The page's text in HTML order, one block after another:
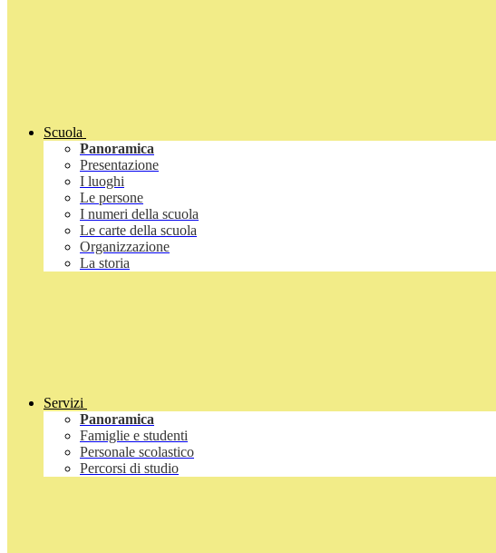
Scuola
Panoramica
Presentazione
I luoghi
Le persone
I numeri della scuola
Le carte della scuola
Organizzazione
La storia
Servizi
Panoramica
Famiglie e studenti
Personale scolastico
Percorsi di studio